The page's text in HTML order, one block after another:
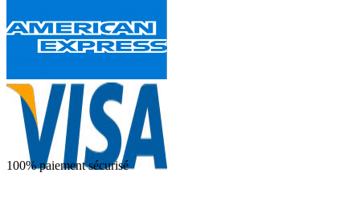
100% paiement sécurisé